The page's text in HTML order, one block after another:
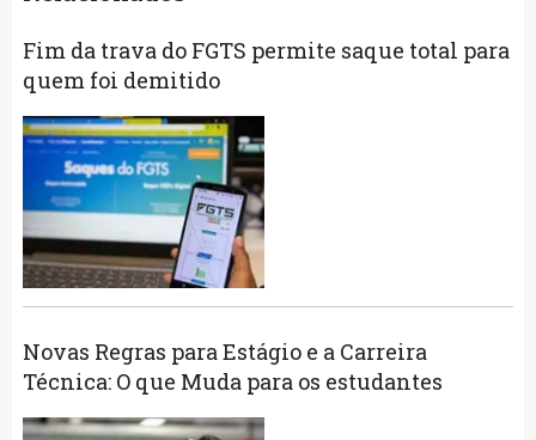
Fim da trava do FGTS permite saque total para
quem foi demitido
Novas Regras para Estágio e a Carreira
Técnica: O que Muda para os estudantes